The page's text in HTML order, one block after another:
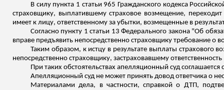
В силу пункта 1 статьи 965 Гражданского кодекса
страховщику, выплатившему страховое возмещение,
имеет к лицу, ответственному за убытки, возмещенные в
Согласно пункту 1 статьи 13 Федерального закона "Об
вправе предъявить непосредственно страховщику требование
Таким образом, к истцу в результате выплаты
непосредственно страховщику, застраховавшему
При таких обстоятельствах апелляционный суд
Апелляционный суд не может принять довод ответчика о
Материалами дела, в частности, справкой о ДТП,